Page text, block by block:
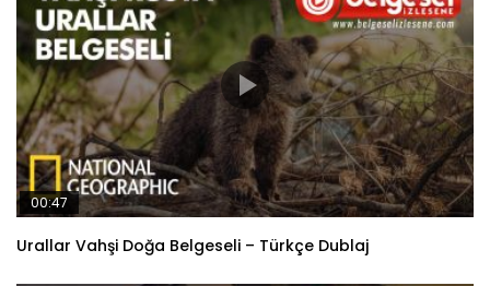
00:47
Urallar Vahşi Doğa Belgeseli – Türkçe Dublaj